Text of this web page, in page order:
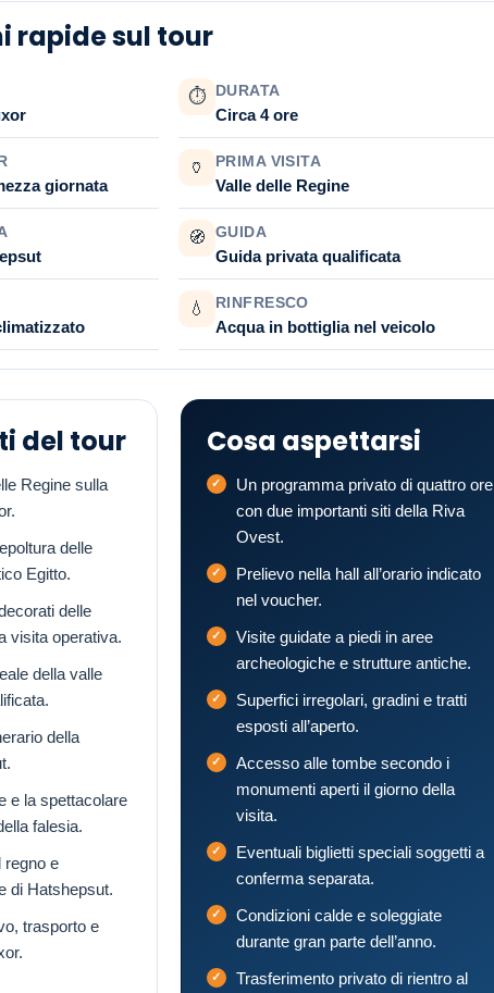
rapide sul tour
⏱ DURATA
Circa 4 ore
giornata
🏺 PRIMA VISITA
Valle delle Regine
🧭 GUIDA
Guida privata qualificata
💧 RINFRESCO
Acqua in bottiglia nel veicolo
del tour
Regine sulla
delle
Egitto.
delle
visita operativa.
della valle
della
e la spettacolare
falesia.
regno e
di Hatshepsut.
trasporto e
Cosa aspettarsi
Un programma privato di quattro ore
con due importanti siti della Riva
Ovest.
Prelievo nella hall all’orario indicato
nel voucher.
Visite guidate a piedi in aree
archeologiche e strutture antiche.
Superfici irregolari, gradini e tratti
esposti all’aperto.
Accesso alle tombe secondo i
monumenti aperti il giorno della
visita.
Eventuali biglietti speciali soggetti a
conferma separata.
Condizioni calde e soleggiate
durante gran parte dell’anno.
Trasferimento privato di rientro al